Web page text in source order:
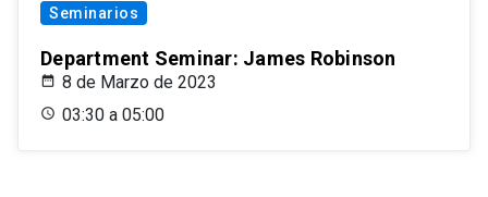
Seminarios
Department Seminar: James Robinson
8 de Marzo de 2023
03:30 a 05:00